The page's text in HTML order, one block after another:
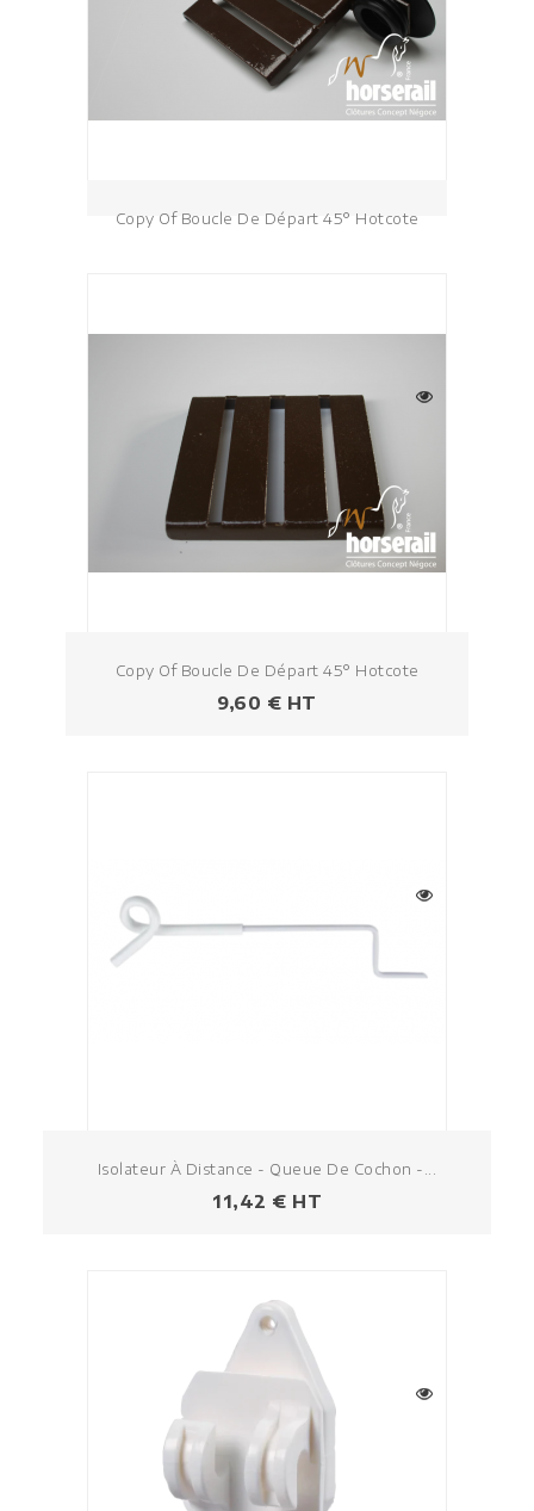
Copy Of Boucle De Départ 45° Hotcote
Copy Of Boucle De Départ 45° Hotcote
Prezzo
9,60 € HT
Isolateur À Distance - Queue De Cochon -...
Prezzo
11,42 € HT